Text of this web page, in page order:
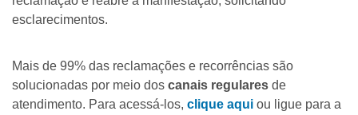
esclarecimentos.
Mais de 99% das reclamações e recorrências são
solucionadas por meio dos canais regulares de
atendimento. Para acessá-los, clique aqui ou ligue para a